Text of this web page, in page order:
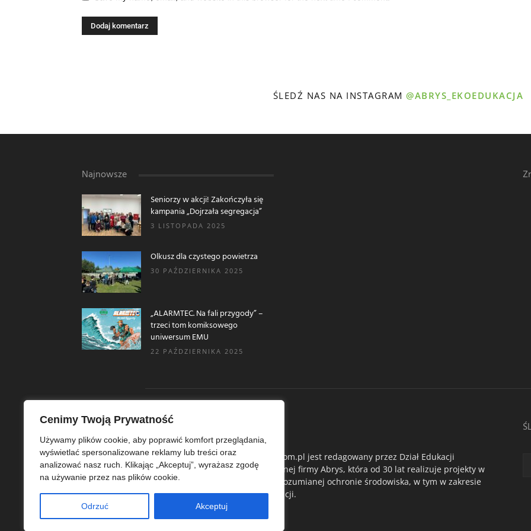
Cenimy Twoją Prywatność
Używamy plików cookie, aby poprawić komfort przeglądania,
wyświetlać spersonalizowane reklamy lub treści oraz
analizować nasz ruch. Klikając „Akceptuj”, wyrażasz zgodę
na używanie przez nas plików cookie.
Odrzuć Akceptuj
ŚLEDŹ NAS NA INSTAGRAM@ABRYS_EKOEDUKACJA
Najnowsze
Seniorzy w akcji! Zakończyła się
kampania „Dojrzała segregacja”
3 LISTOPADA 2025
Olkusz dla czystego powietrza
30 PAŹDZIERNIKA 2025
„ALARMTEC. Na fali przygody” –
trzeci tom komiksowego
uniwersum EMU
22 PAŹDZIERNIKA 2025
Ekoedu.com.pl jest redagowany przez Dział Edukacji
Ekologicznej firmy Abrys, która od 30 lat realizuje projekty w
szeroko rozumianej ochronie środowiska, w tym w zakresie
ekoedukacji.